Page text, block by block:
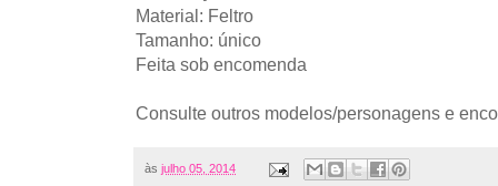
Material: Feltro
Tamanho: único
Feita sob encomenda
Consulte outros modelos/personagens e
às julho 05, 2014